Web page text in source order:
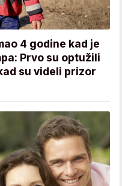
4 godine kad je
Prvo su optužili
su videli prizor